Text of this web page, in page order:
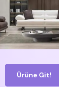
Ürüne Git!